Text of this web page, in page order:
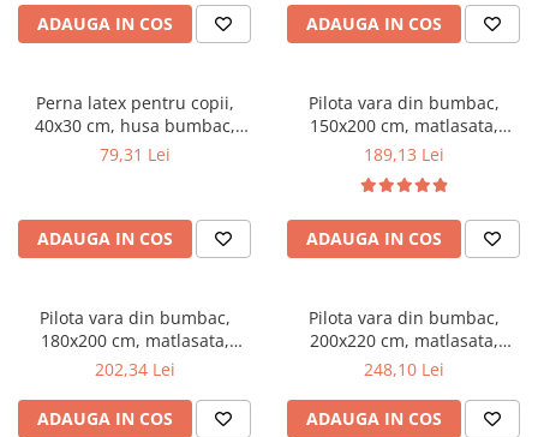
Mobilier gradinita
Mese gradinita
Set mese si scaune gradinita
Mobilier copii
Saltele patuturi copii
Masa si scaune gradinita
Seturi comode living si dormitor
ADAUGA IN COS ADAUGA IN COS
Perna latex pentru copii,
40x30 cm, husa bumbac,
antialergenica,
79,31 Lei
ADAUGA IN COS
Pilota vara din bumbac,
150x200 cm, matlasata,
umplutura bilute siliconizate,
90°C, alb
189,13 Lei
ADAUGA IN COS
Pilota vara din bumbac,
180x200 cm, matlasata,
umplutura bilute siliconizate,
90°C, alb
202,34 Lei
ADAUGA IN COS
Pilota vara din bumbac,
200x220 cm, matlasata,
umplutura bilute siliconizate,
90°C, alb
248,10 Lei
ADAUGA IN COS